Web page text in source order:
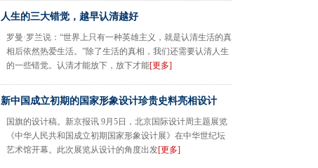
人生的三大错觉，越早认清越好
罗曼·罗兰说：“世界上只有一种英雄主义，就是认清生活的真
相后依然热爱生活。”除了生活的真相，我们还需要认清人生
的一些错觉。认清才能放下，放下才能[更多]
新中国成立初期的国家形象设计珍贵史料亮相设计
国旗的设计稿。新京报讯 9月5日，北京国际设计周主题展览
《中华人民共和国成立初期国家形象设计展》在中华世纪坛
艺术馆开幕。此次展览从设计的角度出发[更多]